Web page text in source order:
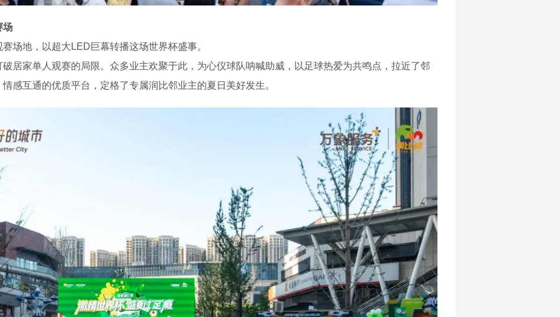
场
场地，以超大LED巨幕转播这场世界杯盛事。
居家单人观赛的局限。众多业主欢聚于此，为心仪球队呐喊助威，以足球热爱为共鸣点，拉近了邻
感互通的优质平台，定格了专属润比邻业主的夏日美好发生。